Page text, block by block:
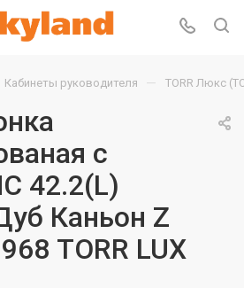
Кабинеты руководителя — TORR Люкс
с
42.2(L)
Каньон Z
TORR LUX